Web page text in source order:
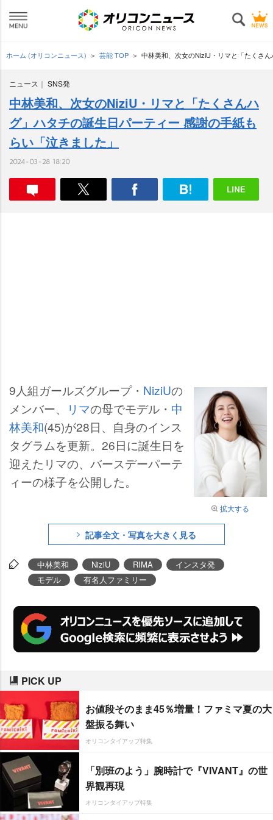
ホーム (オリコンニュース) 芸能 TOP 中林美和、次女のNiziU・リマと「たくさ
ニュース SNS発
中林美和、次女のNiziU・リマと「たくさんハ
グ」ハタチの誕生日パーティー 感謝の手紙も
らい「泣きました」
2024-03-28 18:20
拡大する
9人組ガールズグループ・ NiziUの
メンバー、
リマの母でモデル・ 中
林美和(45)が28日、自身のインス
タグラムを更新。26日に誕生日を
迎えたリマの、バースデーパーテ
ィーの様子を公開した。
記事全文・写真を大きく見る
中林美和 NiziU RIMA
インスタ発
モデル
有名人ファミリー
PICK UP
お値段そのまま45％増量！ファミマ夏の大
盤振る舞い
オリコンタイアップ特集
「別班のよう」腕時計で『VIVANT』の世
界観再現
オリコンタイアップ特集